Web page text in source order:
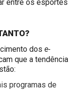
entre os esportes
dos e-
que a tendência
programas de